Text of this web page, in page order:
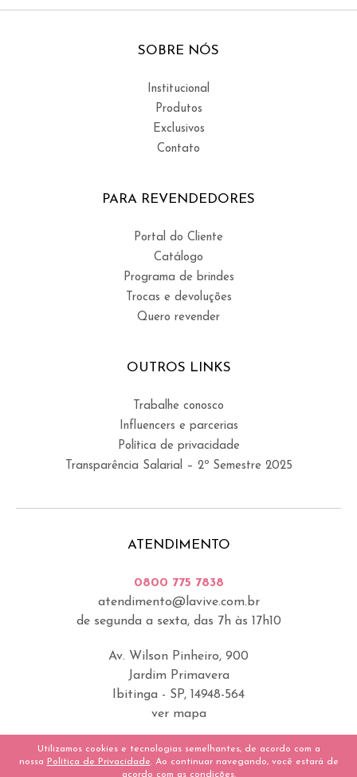
SOBRE NÓS
Institucional
Produtos
Exclusivos
Contato
PARA REVENDEDORES
Portal do Cliente
Catálogo
Programa de brindes
Trocas e devoluções
Quero revender
OUTROS LINKS
Trabalhe conosco
Influencers e parcerias
Política de privacidade
Transparência Salarial – 2º Semestre 2025
ATENDIMENTO
0800 775 7838
atendimento@lavive.com.br
de segunda a sexta, das 7h às 17h10
Av. Wilson Pinheiro, 900
Jardim Primavera
Ibitinga - SP, 14948-564
ver mapa
Utilizamos cookies e tecnologias semelhantes, de acordo com a
nossa Política de Privacidade. Ao continuar navegando, você estará de
acordo com as condições.